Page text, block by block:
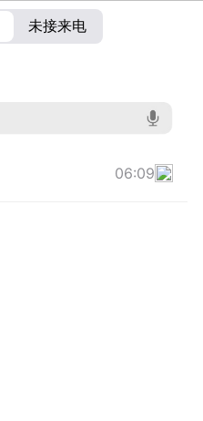
未接来电
06:09